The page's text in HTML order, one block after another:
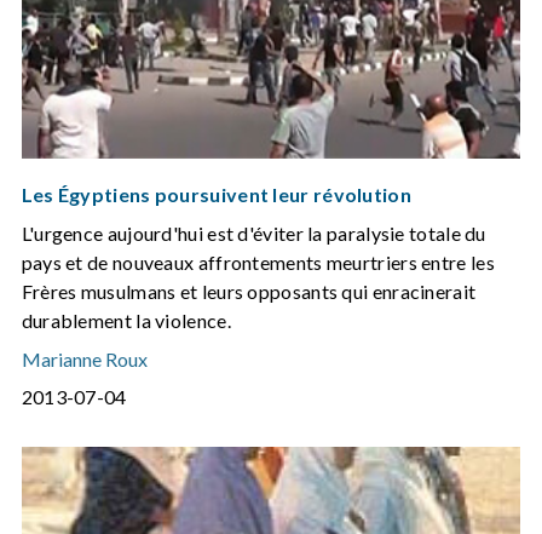
Les Égyptiens poursuivent leur révolution
L'urgence aujourd'hui est d'éviter la paralysie totale du
pays et de nouveaux affrontements meurtriers entre les
Frères musulmans et leurs opposants qui enracinerait
durablement la violence.
Marianne Roux
2013-07-04